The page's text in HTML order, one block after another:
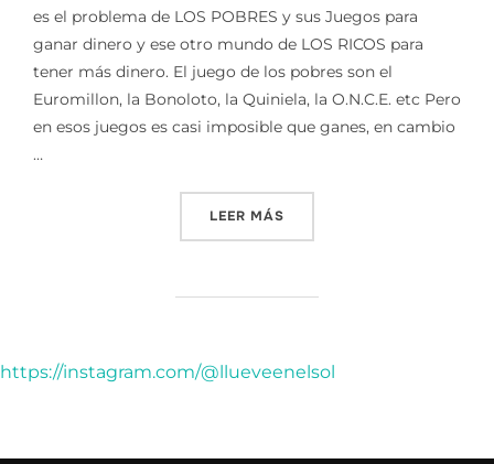
es el problema de LOS POBRES y sus Juegos para
ganar dinero y ese otro mundo de LOS RICOS para
tener más dinero. El juego de los pobres son el
Euromillon, la Bonoloto, la Quiniela, la O.N.C.E. etc Pero
en esos juegos es casi imposible que ganes, en cambio
…
LEER MÁS
https://instagram.com/@llueveenelsol